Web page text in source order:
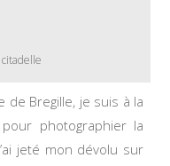
de Bregille, je suis à la
photographier la
jeté mon dévolu sur